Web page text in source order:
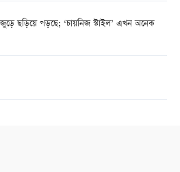
ছড়িয়ে পড়ছে; ‘চায়নিজ স্টাইল’ এখন অনেক